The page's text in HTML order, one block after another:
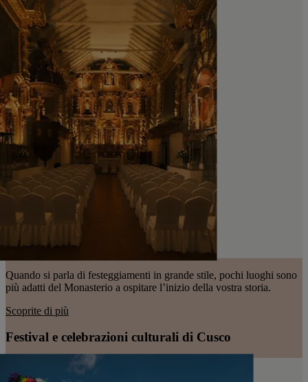
Quando si parla di festeggiamenti in grande stile, pochi luoghi sono
più adatti del Monasterio a ospitare l’inizio della vostra storia.
Scoprite di più
Festival e celebrazioni culturali di Cusco